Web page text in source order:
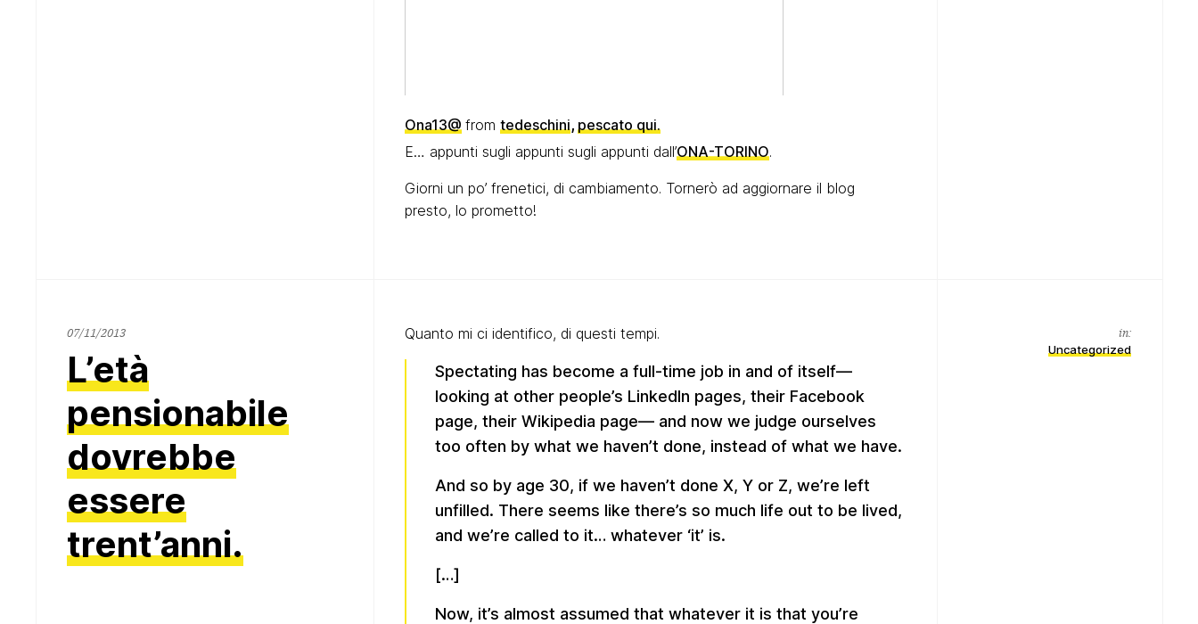
Ona13@ fromtedeschini,pescato qui.
E… appunti sugli appunti sugli appunti dall’ONA-TORINO.
Giorni un po’ frenetici, di cambiamento. Tornerò ad aggiornare il blog
presto, lo prometto!
07/11/201312/11/2013
L’età
pensionabile
dovrebbe
essere
trent’anni.
Quanto mi ci identifico, di questi tempi.
Spectating has become a full-time job in and of itself—
looking at other people’s LinkedIn pages, their Facebook
page, their Wikipedia page— and now we judge ourselves
too often by what we haven’t done, instead of what we have.
And so by age 30, if we haven’t done X, Y or Z, we’re left
unfilled. There seems like there’s so much life out to be lived,
and we’re called to it… whatever ‘it’ is.
[…]
Now, it’s almost assumed that whatever it is that you’re
in:
Uncategorized